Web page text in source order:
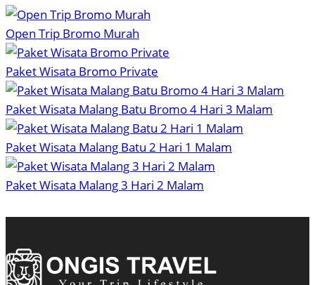
Open Trip Bromo Murah
Paket Wisata Bromo Private
Paket Wisata Malang Batu Bromo 4 Hari 3 Malam
Paket Wisata Malang Batu 2 Hari 1 Malam
Paket Wisata Malang 3 Hari 2 Malam